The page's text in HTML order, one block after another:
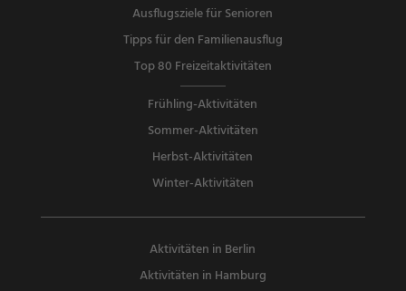
Ausflugsziele für Senioren
Tipps für den Familienausflug
Top 80 Freizeitaktivitäten
Frühling-Aktivitäten
Sommer-Aktivitäten
Herbst-Aktivitäten
Winter-Aktivitäten
Aktivitäten in Berlin
Aktivitäten in Hamburg